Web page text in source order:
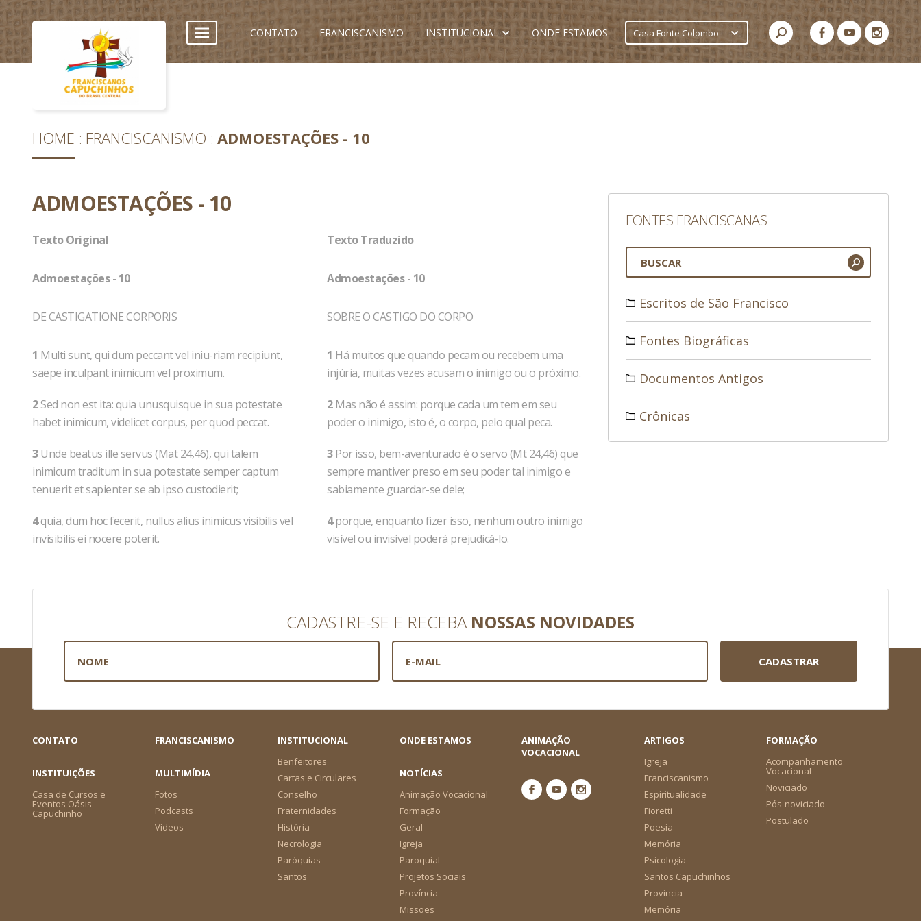
CONTATO FRANCISCANISMO INSTITUCIONAL ONDE ESTAMOS Casa Fonte Colombo
HOME FRANCISCANISMO ADMOESTAÇÕES - 10
ADMOESTAÇÕES - 10
Texto Original
Admoestações - 10
DE CASTIGATIONE CORPORIS
1 Multi sunt, qui dum peccant vel iniu-riam recipiunt,
saepe inculpant inimicum vel proximum.
2Sed non est ita: quia unusquisque in sua potestate
habet inimicum, videlicet corpus, per quod peccat.
3Unde beatus ille servus (Mat 24,46), qui talem
inimicum traditum in sua potestate semper captum
tenuerit et sapienter se ab ipso custodierit;
4quia, dum hoc fecerit, nullus alius inimicus visibilis vel
invisibilis ei nocere poterit.
Texto Traduzido
Admoestações - 10
SOBRE O CASTIGO DO CORPO
1 Há muitos que quando pecam ou recebem uma
injúria, muitas vezes acusam o inimigo ou o próximo.
2Mas não é assim: porque cada um tem em seu
poder o inimigo, isto é, o corpo, pelo qual peca.
3Por isso, bem-aventurado é o servo (Mt 24,46) que
sempre mantiver preso em seu poder tal inimigo e
sabiamente guardar-se dele;
4porque, enquanto fizer isso, nenhum outro inimigo
visível ou invisível poderá prejudicá-lo.
FONTES FRANCISCANAS
Escritos de São Francisco
Fontes Biográficas
Documentos Antigos
Crônicas
CADASTRE-SE E RECEBA NOSSAS NOVIDADES
CADASTRAR
CONTATO FRANCISCANISMO
INSTITUCIONAL
Benfeitores
Cartas e Circulares
Conselho
Fraternidades
História
Necrologia
Paróquias
Santos
ONDE ESTAMOS
ANIMAÇÃO
VOCACIONAL
ARTIGOS
Igreja
Franciscanismo
Espiritualidade
Fioretti
Poesia
Memória
Psicologia
Santos Capuchinhos
Provincia
Memória
FORMAÇÃO
Acompanhamento
Vocacional
Noviciado
Pós-noviciado
Postulado
INSTITUIÇÕES
Casa de Cursos e
Eventos Oásis
Capuchinho
MULTIMÍDIA
Fotos
Podcasts
Vídeos
NOTÍCIAS
Animação Vocacional
Formação
Geral
Igreja
Paroquial
Projetos Sociais
Província
Missões